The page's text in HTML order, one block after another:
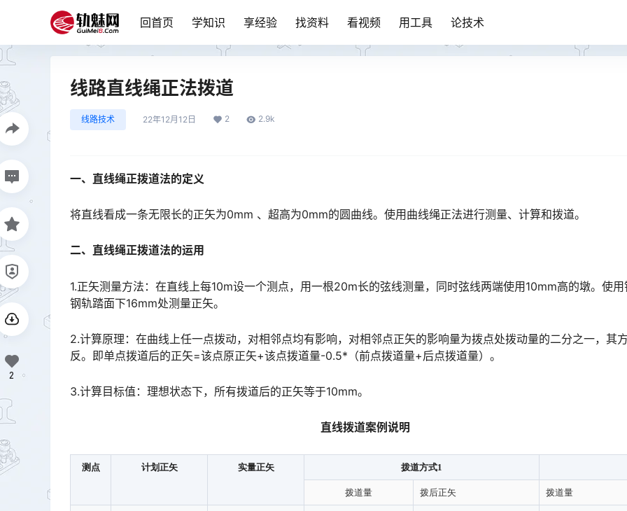
回首页 学知识 享经验 找资料 看视频 用工具 论技术
线路直线绳正法拨道
线路技术 22年12月12日 2 2.9k
一、直线绳正拨道法的定义
将直线看成一条无限长的正矢为0mm 、超高为0mm的圆曲线。使用曲线绳正法进行测量、计算和拨道。
二、直线绳正拨道法的运用
1.正矢测量方法：在直线上每10m设一个测点，用一根20m长的弦线测量，同时弦线两端使用10mm高的墩。使
钢轨踏面下16mm处测量正矢。
2.计算原理：在曲线上任一点拨动，对相邻点均有影响，对相邻点正矢的影响量为拨点处拨动量的二分之一，其
反。即单点拨道后的正矢=该点原正矢+该点拨道量-0.5*（前点拨道量+后点拨道量）。󠅅󠅃󠄵󠅂󠄪󠇖󠆨󠆨󠇕󠆞󠆒󠅬󠇘󠆭󠆘󠇙󠆝󠅵󠇗󠆭󠆁󠄐󠇗󠅹󠅸󠇖󠆍󠅳󠇖󠅹󠅰󠇖󠆌󠅹
3.计算目标值：理想状态下，所有拨道后的正矢等于10mm。
直线拨道案例说明
测点 计划正矢 实量正矢 拨道方式1
拨道量 拨后正矢 拨道量
2